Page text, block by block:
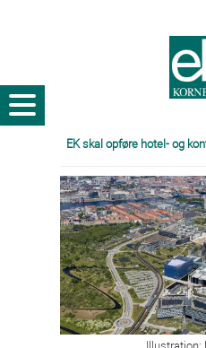
EK skal opføre hotel- og